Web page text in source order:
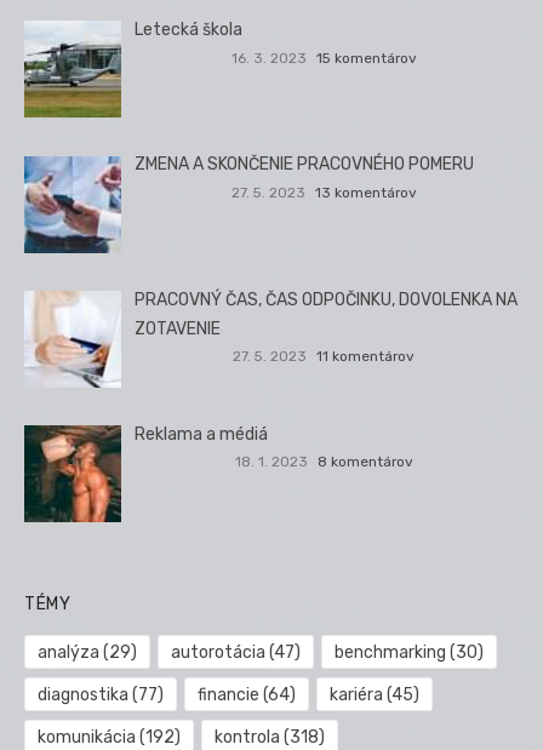
Letecká škola
16. 3. 2023 15 komentárov
ZMENA A SKONČENIE PRACOVNÉHO POMERU
27. 5. 2023 13 komentárov
PRACOVNÝ ČAS, ČAS ODPOČINKU, DOVOLENKA NA
ZOTAVENIE
27. 5. 2023 11 komentárov
Reklama a médiá
18. 1. 2023 8 komentárov
TÉMY
analýza (29) autorotácia (47) benchmarking (30)
diagnostika (77) financie (64) kariéra (45)
komunikácia (192) kontrola (318)